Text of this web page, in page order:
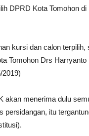
DPRD Kota Tomohon
kursi dan calon
Tomohon Drs
2019)
akan menerima dulu
persidangan, itu